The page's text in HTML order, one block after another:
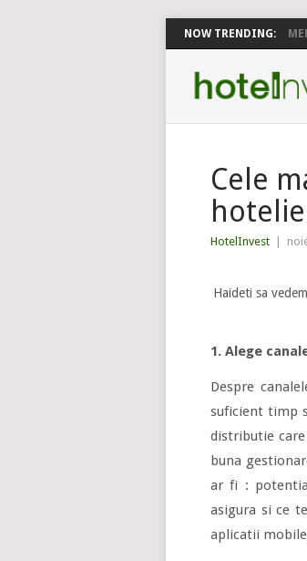
NOW TRENDING:
Cele
HotelInvest
Haideti sa
1. Alege
Despre
suficient timp
distributie
buna
ar fi :
asigura si ce
aplicatii